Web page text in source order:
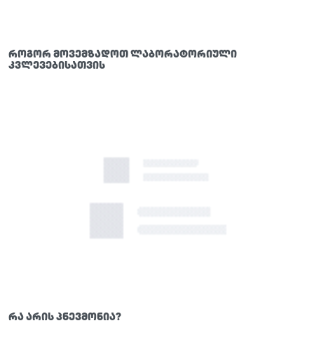
როგორ მოვემზადოთ ლაბორატორიული
კვლევებისათვის
რა არის პნევმონია?